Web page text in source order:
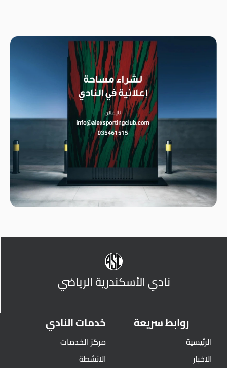
نادي الأسكندرية الرياضي
روابط سريعة
الرئيسية
الاخبار
خدمات النادي
مركز الخدمات
الانشطة